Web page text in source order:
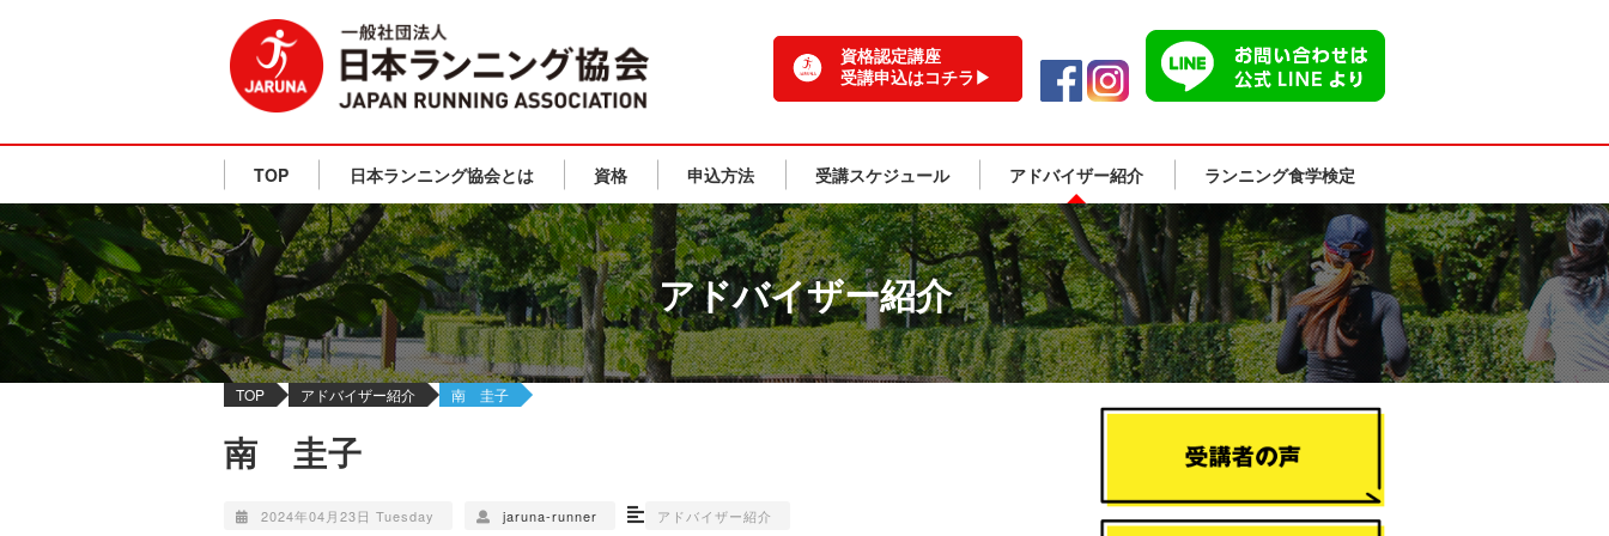
資格認定講座
受講申込はコチラ▶
TOP 日本ランニング協会とは 資格 申込方法 受講スケジュール アドバイザー紹介 ランニング食学検定
アドバイザー紹介
TOP アドバイザー紹介 南 圭子
南 圭子
2024年04月23日 Tuesday jaruna-runner アドバイザー紹介